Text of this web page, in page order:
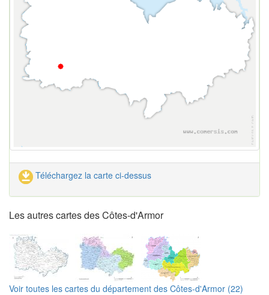
Téléchargez la carte ci-dessus
Les autres cartes des Côtes-d'Armor
Voir toutes les cartes du département des Côtes-d'Armor (22)